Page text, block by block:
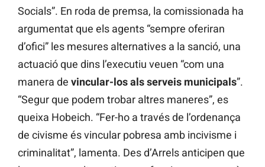
Socials”. En roda de premsa, la comissionada ha
argumentat que els agents “sempre oferiran
d’ofici” les mesures alternatives a la sanció, una
actuació que dins l’executiu veuen “com una
manera de vincular-los als serveis municipals”.
“Segur que podem trobar altres maneres”, es
queixa Hobeich. “Fer-ho a través de l’ordenança
de civisme és vincular pobresa amb incivisme i
criminalitat”, lamenta. Des d’Arrels anticipen que